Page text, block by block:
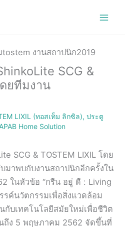
SCG &
ยทีมงาน
LIXIL (ทอสเท็ม ลิกซิล), ประตู
Home Solution
SCG & TOSTEM LIXIL โดย
มาพบกับงานสถาปนิกอีกครั้งใน
ในหัวข้อ “กรีน อยู่ ดี : Living
รค์นวัตกรรมเพื่อสิ่งแวดล้อม
บเทคโนโลยีสมัยใหม่เพื่อชีวิต
ถึง 5 พฤษภาคม 2562 จัดขึ้นที่